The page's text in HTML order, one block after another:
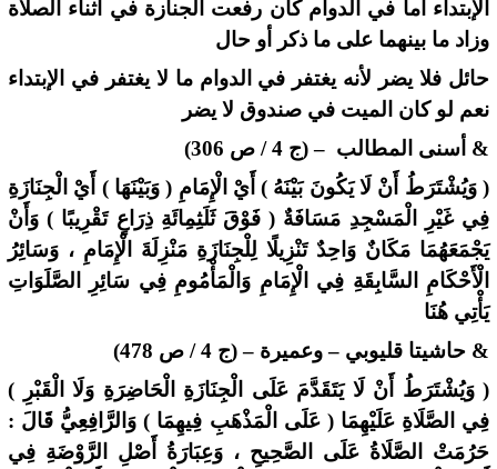
الإبتداء أما في الدوام كأن رفعت الجنازة في أثناء الصلاة
وزاد ما بينهما على ما ذكر أو حال
حائل فلا يضر لأنه يغتفر في الدوام ما لا يغتفر في الإبتداء
نعم لو كان الميت في صندوق لا يضر
& أسنى المطالب – (ج 4 / ص 306)
( وَيُشْتَرَطُ أَنْ لَا يَكُونَ بَيْنَهُ ) أَيْ الْإِمَامِ ( وَبَيْنَهَا ) أَيْ الْجِنَازَةِ
فِي غَيْرِ الْمَسْجِدِ مَسَافَةٌ ( فَوْقَ ثَلَثِمِائَةِ ذِرَاعٍ تَقْرِيبًا ) وَأَنْ
يَجْمَعَهُمَا مَكَانٌ وَاحِدٌ تَنْزِيلًا لِلْجِنَازَةِ مَنْزِلَةَ الْإِمَامِ ، وَسَائِرُ
الْأَحْكَامِ السَّابِقَةِ فِي الْإِمَامِ وَالْمَأْمُومِ فِي سَائِرِ الصَّلَوَاتِ
يَأْتِي هُنَا
& حاشيتا قليوبي – وعميرة – (ج 4 / ص 478)
( وَيُشْتَرَطُ أَنْ لَا يَتَقَدَّمَ عَلَى الْجِنَازَةِ الْحَاضِرَةِ وَلَا الْقَبْرِ )
فِي الصَّلَاةِ عَلَيْهِمَا ( عَلَى الْمَذْهَبِ فِيهِمَا ) وَالرَّافِعِيُّ قَالَ :
حَرُمَتْ الصَّلَاةُ عَلَى الصَّحِيحِ ، وَعِبَارَةُ أَصْلِ الرَّوْضَةِ فِي